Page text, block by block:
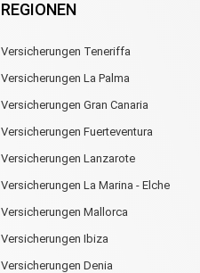
REGIONEN
Versicherungen Teneriffa
Versicherungen La Palma
Versicherungen Gran Canaria
Versicherungen Fuerteventura
Versicherungen Lanzarote
Versicherungen La Marina - Elche
Versicherungen Mallorca
Versicherungen Ibiza
Versicherungen Denia